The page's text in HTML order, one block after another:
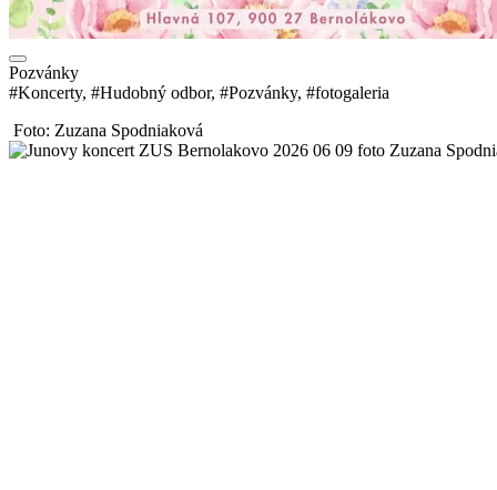
Pozvánky
#Koncerty, #Hudobný odbor, #Pozvánky, #fotogaleria
Foto: Zuzana Spodniaková